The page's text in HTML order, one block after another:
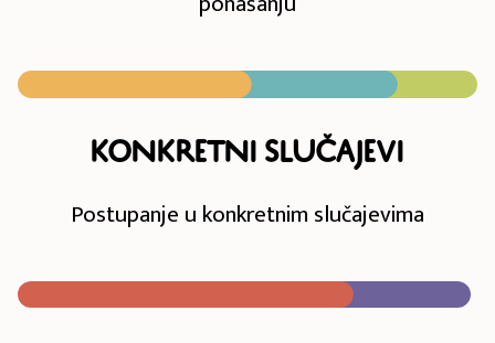
Konkretni slučajevi
Postupanje u konkretnim slučajevima